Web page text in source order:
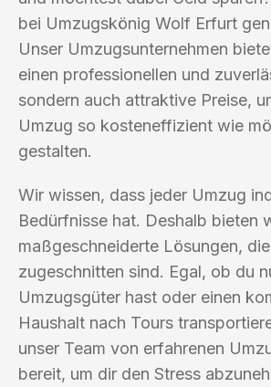
bei Umzugskönig Wolf Erfurt
Unser Umzugsunternehmen
einen professionellen und
sondern auch attraktive Preise,
Umzug so kosteneffizient wie
gestalten.
Wir wissen, dass jeder Umzug
Bedürfnisse hat. Deshalb bieten
maßgeschneiderte Lösungen,
zugeschnitten sind. Egal, ob du
Umzugsgüter hast oder einen
Haushalt nach Tours
unser Team von erfahrenen
bereit, um dir den Stress